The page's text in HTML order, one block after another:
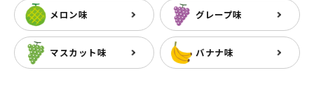
メロン味 グレープ味
マスカット味 バナナ味